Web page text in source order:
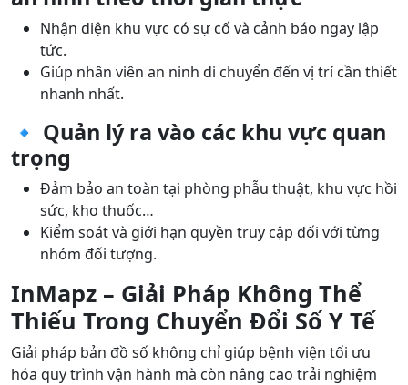
Nhận diện khu vực có sự cố và cảnh báo ngay lập
tức.
Giúp nhân viên an ninh di chuyển đến vị trí cần thiết
nhanh nhất.
🔹 Quản lý ra vào các khu vực quan
trọng
Đảm bảo an toàn tại phòng phẫu thuật, khu vực hồi
sức, kho thuốc…
Kiểm soát và giới hạn quyền truy cập đối với từng
nhóm đối tượng.
InMapz – Giải Pháp Không Thể
Thiếu Trong Chuyển Đổi Số Y Tế
Giải pháp bản đồ số không chỉ giúp bệnh viện tối ưu
hóa quy trình vận hành mà còn nâng cao trải nghiệm